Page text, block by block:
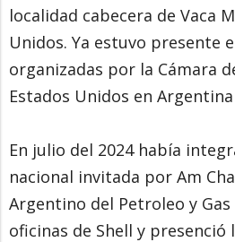
localidad cabecera de Vaca
Unidos. Ya estuvo presente
organizadas por la Cámara
Estados Unidos en Argentina
En julio del 2024 había
nacional invitada por Am
Argentino del Petroleo y Gas
oficinas de Shell y presenció